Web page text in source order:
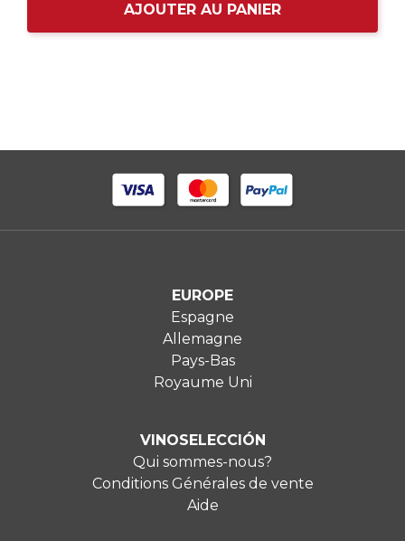
AJOUTER AU PANIER
EUROPE
Espagne
Allemagne
Pays-Bas
Royaume Uni
VINOSELECCIÓN
Qui sommes-nous?
Conditions Générales de vente
Aide